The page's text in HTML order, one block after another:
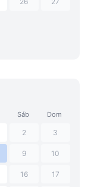
Sáb Dom
2 3
9 10
16 17